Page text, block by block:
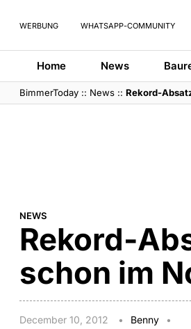
WERBUNG WHATSAPP-COMMUNITY
Home News
BimmerToday :: News ::Rekord-
NEWS
Rekord-
schon im
December 10, 2012 Benny